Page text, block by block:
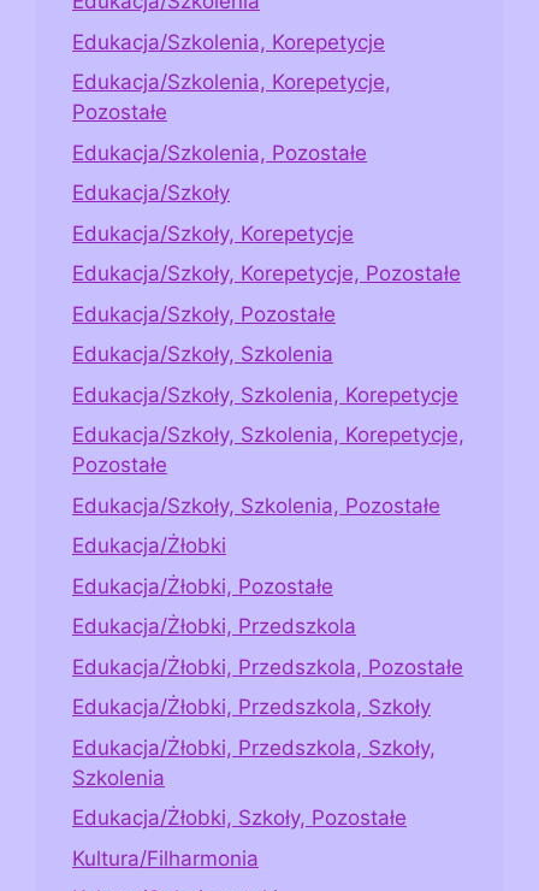
Edukacja/Szkolenia, Korepetycje
Edukacja/Szkolenia, Korepetycje,
Pozostałe
Edukacja/Szkolenia, Pozostałe
Edukacja/Szkoły
Edukacja/Szkoły, Korepetycje
Edukacja/Szkoły, Korepetycje, Pozostałe
Edukacja/Szkoły, Pozostałe
Edukacja/Szkoły, Szkolenia
Edukacja/Szkoły, Szkolenia, Korepetycje
Edukacja/Szkoły, Szkolenia, Korepetycje,
Pozostałe
Edukacja/Szkoły, Szkolenia, Pozostałe
Edukacja/Żłobki
Edukacja/Żłobki, Pozostałe
Edukacja/Żłobki, Przedszkola
Edukacja/Żłobki, Przedszkola, Pozostałe
Edukacja/Żłobki, Przedszkola, Szkoły
Edukacja/Żłobki, Przedszkola, Szkoły,
Szkolenia
Edukacja/Żłobki, Szkoły, Pozostałe
Kultura/Filharmonia